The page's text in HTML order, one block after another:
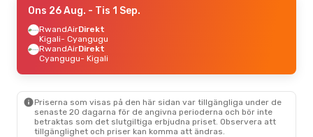
Ons 26 Aug. - Tis 1 Sep.
RwandAirDirekt
Kigali- Cyangugu
RwandAirDirekt
Cyangugu- Kigali
Priserna som visas på den här sidan var tillgängliga under de
senaste 20 dagarna för de angivna perioderna och bör inte
betraktas som det slutgiltiga erbjudna priset. Observera att
tillgänglighet och priser kan komma att ändras.